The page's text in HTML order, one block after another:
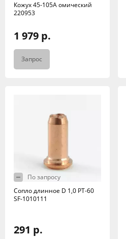
Кожух 45-105А омический
220953
1 979 р.
Запрос
По запросу
Сопло длинное D 1,0 PT-60
SF-1010111
291 р.